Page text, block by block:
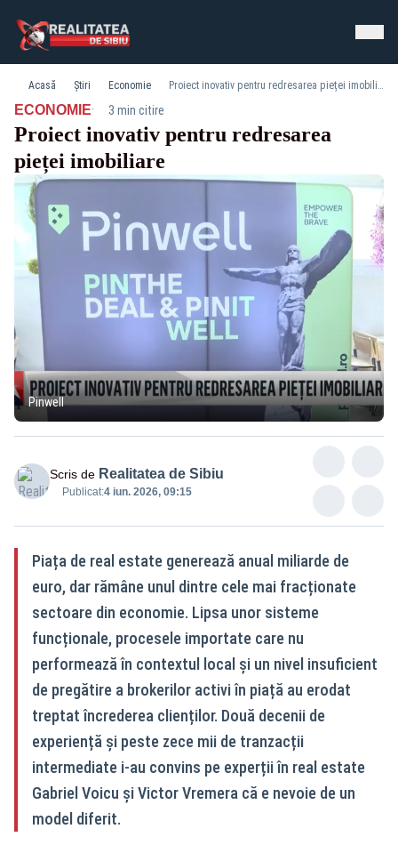
Acasă Știri Economie Proiect inovativ pentru redresarea pieței imobiliare
ECONOMIE· 3 min citire
Proiect inovativ pentru redresarea
pieței imobiliare
Pinwell
Scris de Realitatea de Sibiu
Publicat:4 iun. 2026, 09:15
Piața de real estate generează anual miliarde de
euro, dar rămâne unul dintre cele mai fracționate
sectoare din economie. Lipsa unor sisteme
funcționale, procesele importate care nu
performează în contextul local și un nivel insuficient
de pregătire a brokerilor activi în piață au erodat
treptat încrederea clienților. Două decenii de
experiență și peste zece mii de tranzacții
intermediate i-au convins pe experții în real estate
Gabriel Voicu și Victor Vremera că e nevoie de un
model diferit.